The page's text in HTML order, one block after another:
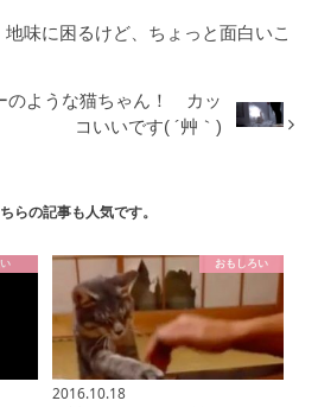
味に困るけど、ちょっと面白いこ
のような猫ちゃん！ カッ
コいいです( ´艸｀)
らの記事も人気です。
おもしろい
2016.10.18